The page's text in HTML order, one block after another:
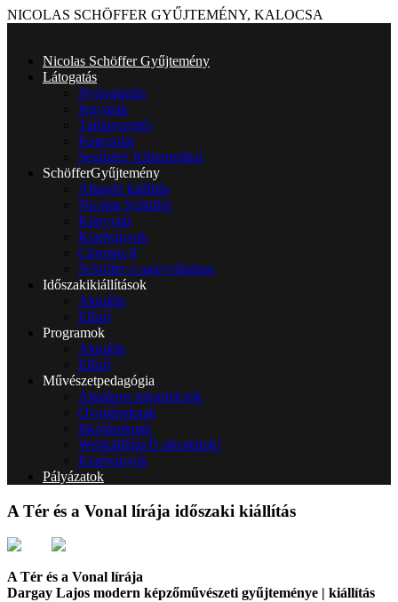
NICOLAS SCHÖFFER GYŰJTEMÉNY, KALOCSA
Nicolas Schöffer Gyűjtemény
Látogatás
Nyitvatartás
Jegyárak
Tárlatvezetés
Kapcsolat
Segítség! Kibernetika!
SchöfferGyűjtemény
Állandó kiállítás
Nicolas Schöffer
Könyvtár
Kiadványok
Chronos 8
Schöffer a nagyvilágban
Időszakikiállítások
Aktuális
Előző
Programok
Aktuális
Előző
Művészetpedagógia
Általános információk
Óvodásoknak
Iskolásoknak
WebkiállításTi alkottátok!
Kiadványok
Pályázatok
A Tér és a Vonal lírája időszaki kiállítás
A Tér és a Vonal lírája
Dargay Lajos modern képzőművészeti gyűjteménye | kiállítás